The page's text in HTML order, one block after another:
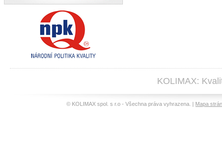
KOLIMAX:
© KOLIMAX spol. s r.o - Všechna práva vyhrazena. | Mapa